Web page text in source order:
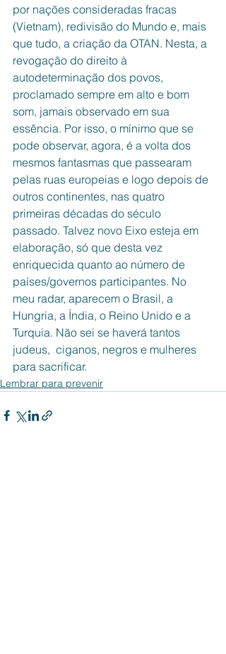
por nações consideradas fracas
(Vietnam), redivisão do Mundo e, mais
que tudo, a criação da OTAN. Nesta, a
revogação do direito à
autodeterminação dos povos,
proclamado sempre em alto e bom
som, jamais observado em sua
essência. Por isso, o mínimo que se
pode observar, agora, é a volta dos
mesmos fantasmas que passearam
pelas ruas europeias e logo depois de
outros continentes, nas quatro
primeiras décadas do século
passado. Talvez novo Eixo esteja em
elaboração, só que desta vez
enriquecida quanto ao número de
países/governos participantes. No
meu radar, aparecem o Brasil, a
Hungria, a Índia, o Reino Unido e a
Turquia. Não sei se haverá tantos
judeus,  ciganos, negros e mulheres
para sacrificar.
Lembrar para prevenir